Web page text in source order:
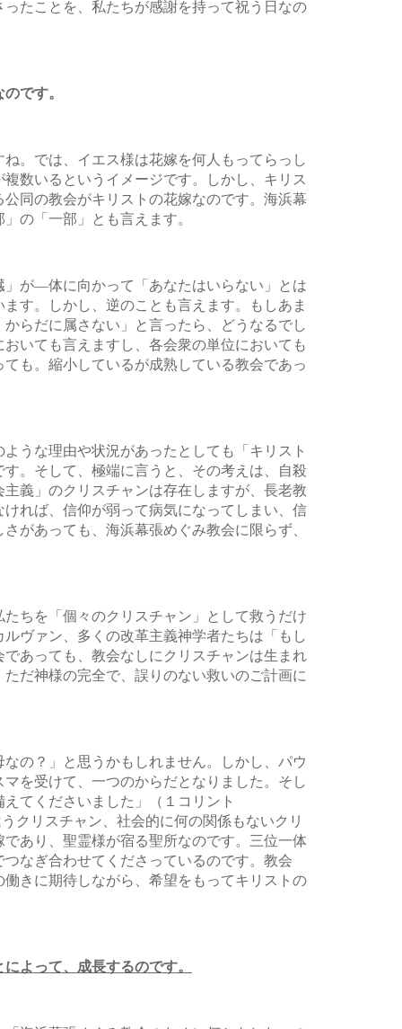
たことを、私たちが感謝を持って祝う日なの
のです。
。では、イエス様は花嫁を何人もってらっし
数いるというイメージです。しかし、キリス
同の教会がキリストの花嫁なのです。海浜幕
の「一部」とも言えます。
」が―体に向かって「あなたはいらない」とは
す。しかし、逆のことも言えます。もしあま
らだに属さない」と言ったら、どうなるでし
いても言えますし、各会衆の単位においても
も。縮小しているが成熟している教会であっ
うな理由や状況があったとしても「キリスト
。そして、極端に言うと、その考えは、自殺
義」のクリスチャンは存在しますが、長老教
れば、信仰が弱って病気になってしまい、信
があっても、海浜幕張めぐみ教会に限らず、
ちを「個々のクリスチャン」として救うだけ
ヴァン、多くの改革主義神学者たちは「もし
あっても、教会なしにクリスチャンは生まれ
だ神様の完全で、誤りのない救いのご計画に
の？」と思うかもしれません。しかし、パウ
を受けて、一つのからだとなりました。そし
てくださいました」（１コリント
クリスチャン、社会的に何の関係もないクリ
あり、聖霊様が宿る聖所なのです。三位一体
なぎ合わせてくださっているのです。教会
きに期待しながら、希望をもってキリストの
よって、成長するのです。